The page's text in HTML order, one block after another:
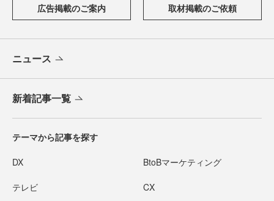
広告掲載のご案内 取材掲載のご依頼
ニュース
新着記事一覧
テーマから記事を探す
DX BtoBマーケティング
テレビ CX